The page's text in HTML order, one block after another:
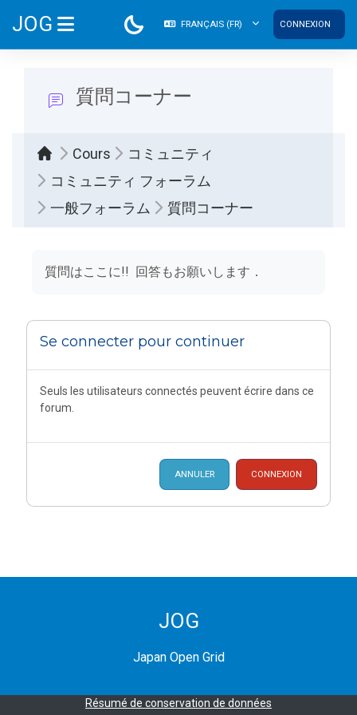
JOG
PANNEAU LATÉRAL
FRANÇAIS ‎(FR)‎ CONNEXION
質問コーナー
Cours
コミュニティ
コミュニティ フォーラム
一般フォーラム
質問コーナー
質問はここに!! 回答もお願いします．
Se connecter pour continuer
Seuls les utilisateurs connectés peuvent écrire dans ce
forum.
ANNULER CONNEXION
JOG
Japan Open Grid
Résumé de conservation de données